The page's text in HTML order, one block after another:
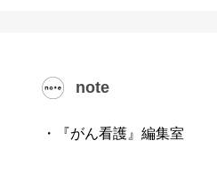
note
・『がん看護』編集室